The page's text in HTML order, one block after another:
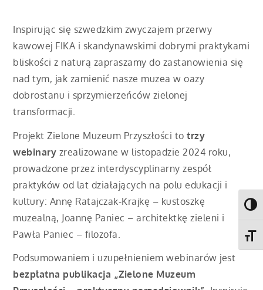
Inspirując się szwedzkim zwyczajem przerwy
kawowej FIKA i skandynawskimi dobrymi praktykami
bliskości z naturą zapraszamy do zastanowienia się
nad tym, jak zamienić nasze muzea w oazy
dobrostanu i sprzymierzeńców zielonej
transformacji.
Projekt Zielone Muzeum Przyszłości totrzy
webinary zrealizowane w listopadzie 2024 roku,
prowadzone przez interdyscyplinarny zespół
praktyków od lat działających na polu edukacji i
kultury: Annę Ratajczak-Krajkę – kustoszkę
muzealną, Joannę Paniec – architektkę zieleni i
Pawła Paniec – filozofa.
Podsumowaniem i uzupełnieniem webinarów jest
bezpłatna publikacja „Zielone Muzeum